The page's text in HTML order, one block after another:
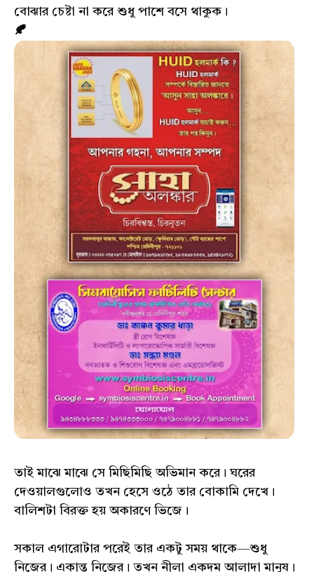
বোঝার চেষ্টা না করে শুধু পাশে বসে থাকুক।
🍂
তাই মাঝে মাঝে সে মিছিমিছি অভিমান করে। ঘরের
দেওয়ালগুলোও তখন হেসে ওঠে তার বোকামি দেখে।
বালিশটা বিরক্ত হয় অকারণে ভিজে।
সকাল এগারোটার পরেই তার একটু সময় থাকে—শুধু
নিজের। একান্ত নিজের। তখন নীলা একদম আলাদা মানুষ।